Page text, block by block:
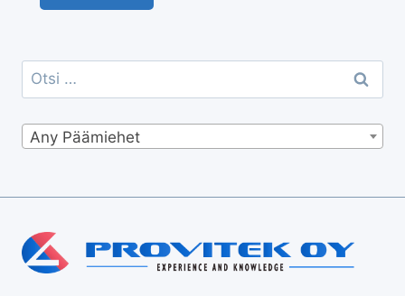
Otsi:
Any Päämiehet